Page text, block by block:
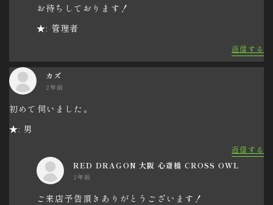
お待ちしております！
★: 管理者
返信する
カズ
2年前
初めて伺いました。
★: 男
返信する
RED DRAGON 大阪 心斎橋 CROSS OWL
2年前
ご来店予告頂きありがとうございます！